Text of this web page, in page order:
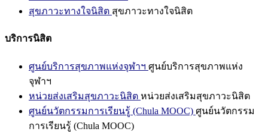
สุขภาวะทางใจนิสิต สุขภาวะทางใจนิสิต
บริการนิสิต
ศูนย์บริการสุขภาพแห่งจุฬาฯ ศูนย์บริการสุขภาพแห่ง
จุฬาฯ
หน่วยส่งเสริมสุขภาวะนิสิต หน่วยส่งเสริมสุขภาวะนิสิต
ศูนย์นวัตกรรมการเรียนรู้ (Chula MOOC) ศูนย์นวัตกรรม
การเรียนรู้ (Chula MOOC)